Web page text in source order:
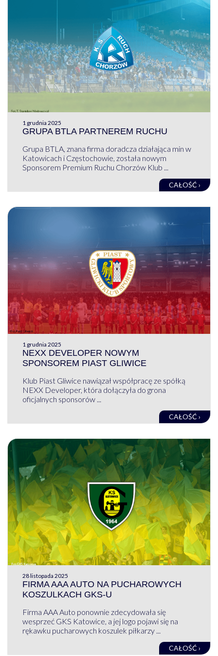
1 grudnia 2025
GRUPA BTLA PARTNEREM RUCHU
Grupa BTLA, znana firma doradcza działająca min w
Katowicach i Częstochowie, została nowym
Sponsorem Premium Ruchu Chorzów Klub ...
CAŁOŚĆ ›
1 grudnia 2025
NEXX DEVELOPER NOWYM
SPONSOREM PIAST GLIWICE
Klub Piast Gliwice nawiązał współpracę ze spółką
NEXX Developer, która dołączyła do grona
oficjalnych sponsorów ...
CAŁOŚĆ ›
28 listopada 2025
FIRMA AAA AUTO NA PUCHAROWYCH
KOSZULKACH GKS-U
Firma AAA Auto ponownie zdecydowała się
wesprzeć GKS Katowice, a jej logo pojawi się na
rękawku pucharowych koszulek piłkarzy ...
CAŁOŚĆ ›